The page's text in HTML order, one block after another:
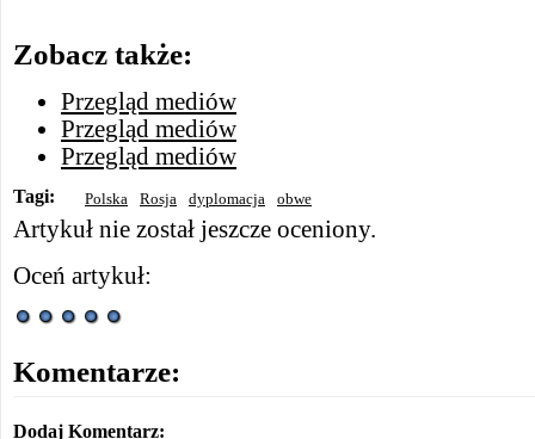
Zobacz także:
Przegląd mediów
Przegląd mediów
Przegląd mediów
Tagi: Polska Rosja dyplomacja obwe
Artykuł nie został jeszcze oceniony.
Oceń artykuł:
Komentarze:
Dodaj Komentarz: